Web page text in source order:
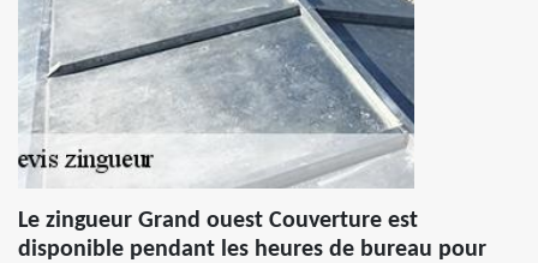
Le zingueur Grand ouest Couverture est
disponible pendant les heures de bureau pour